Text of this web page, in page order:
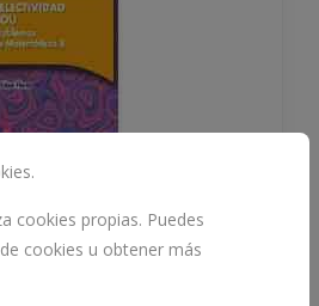
cookies propias. Puedes
cookies u obtener más